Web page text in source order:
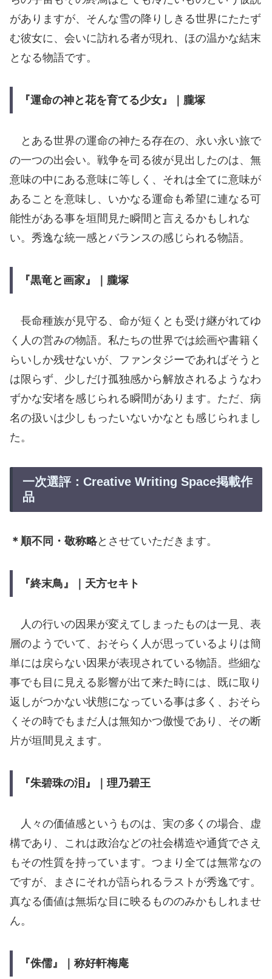
がありますが、そんな雪の降りしきる世界にたたず
む彼女に、会いに訪れる者が現れ、ほの温かな結末
となる物語です。
『運命の神と花を育てる少女』｜朧塚
とある世界の運命の神たる存在の、永い永い旅で
の一つの出会い。戦争を司る彼が見出したのは、無
意味の中にある意味に等しく、それは全てに意味が
あることを意味し、いかなる運命も希望に連なる可
能性がある事を垣間見た瞬間と言えるかもしれな
い。秀逸な統一感とバランスの感じられる物語。
『黒竜と画家』｜朧塚
長命種族が見守る、命が短くとも受け継がれてゆ
く人の営みの物語。私たちの世界では絵画や書籍く
らいしか残せないが、ファンタジーであればそうと
は限らず、少しだけ孤独感から解放されるようなわ
ずかな安堵を感じられる瞬間があります。ただ、病
名の扱いは少しもったいないかなとも感じられまし
た。
一次選評：Creative Writing Space掲載作
品
＊順不同・敬称略とさせていただきます。
『終末鳥』｜天方セキト
人の行いの因果が変えてしまったものは一見、表
層のようでいて、おそらく人が思っているよりは簡
単には戻らない因果が表現されている物語。些細な
事でも目に見える影響が出て来た時には、既に取り
返しがつかない状態になっている事は多く、おそら
くその時でもまだ人は無知かつ傲慢であり、その断
片が垣間見えます。
『朱碧珠の泪』｜理乃碧王
人々の価値感というものは、実の多くの場合、虚
構であり、これは政治などの社会構造や通貨でさえ
もその性質を持っています。つまり全ては無常なの
ですが、まさにそれが語られるラストが秀逸です。
真なる価値は無垢な目に映るもののみかもしれませ
ん。
『侏儒』｜称好軒梅庵